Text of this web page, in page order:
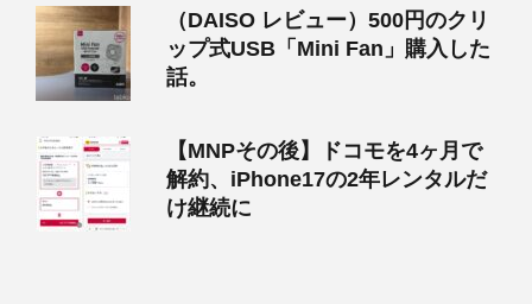
（DAISO レビュー）500円のクリ
ップ式USB「Mini Fan」購入した
話。
【MNPその後】ドコモを4ヶ月で
解約、iPhone17の2年レンタルだ
け継続に